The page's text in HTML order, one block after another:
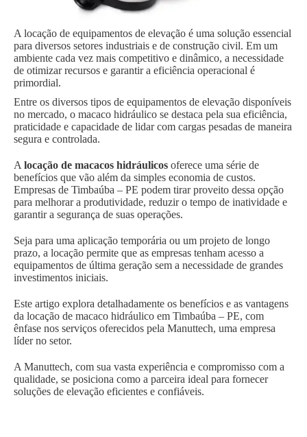
A locação de equipamentos de elevação é uma solução essencial
para diversos setores industriais e de construção civil. Em um
ambiente cada vez mais competitivo e dinâmico, a necessidade
de otimizar recursos e garantir a eficiência operacional é
primordial.
Entre os diversos tipos de equipamentos de elevação disponíveis
no mercado, o macaco hidráulico se destaca pela sua eficiência,
praticidade e capacidade de lidar com cargas pesadas de maneira
segura e controlada.
A locação de macacos hidráulicos oferece uma série de
benefícios que vão além da simples economia de custos.
Empresas de Timbaúba – PE podem tirar proveito dessa opção
para melhorar a produtividade, reduzir o tempo de inatividade e
garantir a segurança de suas operações.
Seja para uma aplicação temporária ou um projeto de longo
prazo, a locação permite que as empresas tenham acesso a
equipamentos de última geração sem a necessidade de grandes
investimentos iniciais.
Este artigo explora detalhadamente os benefícios e as vantagens
da locação de macaco hidráulico em Timbaúba – PE, com
ênfase nos serviços oferecidos pela Manuttech, uma empresa
líder no setor.
A Manuttech, com sua vasta experiência e compromisso com a
qualidade, se posiciona como a parceira ideal para fornecer
soluções de elevação eficientes e confiáveis.